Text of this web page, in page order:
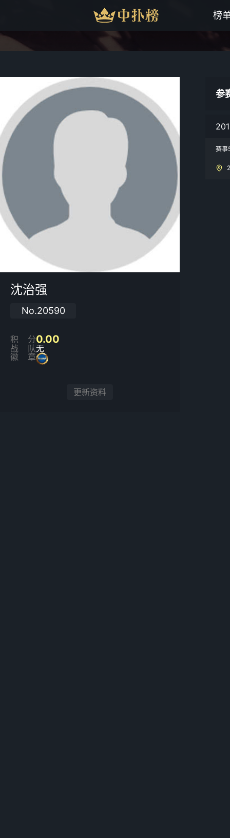
榜
沈治强
No.20590
积分0.00
战队无
徽章
更新资料
参
赛事